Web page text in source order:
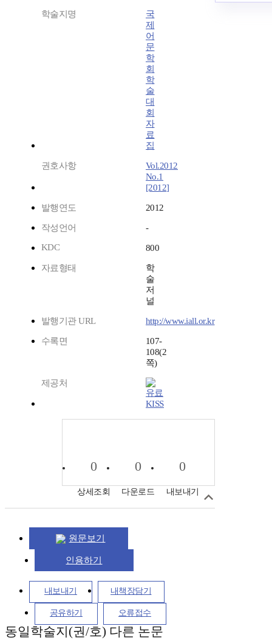
학술지명
국
제
어
문
학
회
학
술
대
회
자
료
집
권호사항
Vol.2012
No.1
[2012]
발행연도 2012
작성언어
-
KDC
800
자료형태
학
술
저
널
발행기관 URL http://www.iall.or.kr
수록면
107-
108(2
쪽)
제공처
KISS
0
상세조회
0
다운로드
0
내보내기
원문보기
인용하기
내보내기 내책장담기
공유하기 오류접수
동일학술지(권/호) 다른 논문